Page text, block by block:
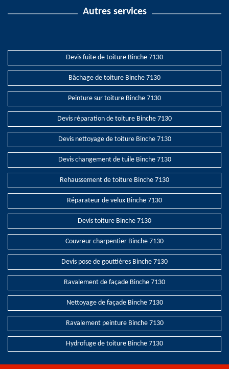
Autres services
Devis fuite de toiture Binche 7130
Bâchage de toiture Binche 7130
Peinture sur toiture Binche 7130
Devis réparation de toiture Binche 7130
Devis nettoyage de toiture Binche 7130
Devis changement de tuile Binche 7130
Rehaussement de toiture Binche 7130
Réparateur de velux Binche 7130
Devis toiture Binche 7130
Couvreur charpentier Binche 7130
Devis pose de gouttières Binche 7130
Ravalement de façade Binche 7130
Nettoyage de façade Binche 7130
Ravalement peinture Binche 7130
Hydrofuge de toiture Binche 7130